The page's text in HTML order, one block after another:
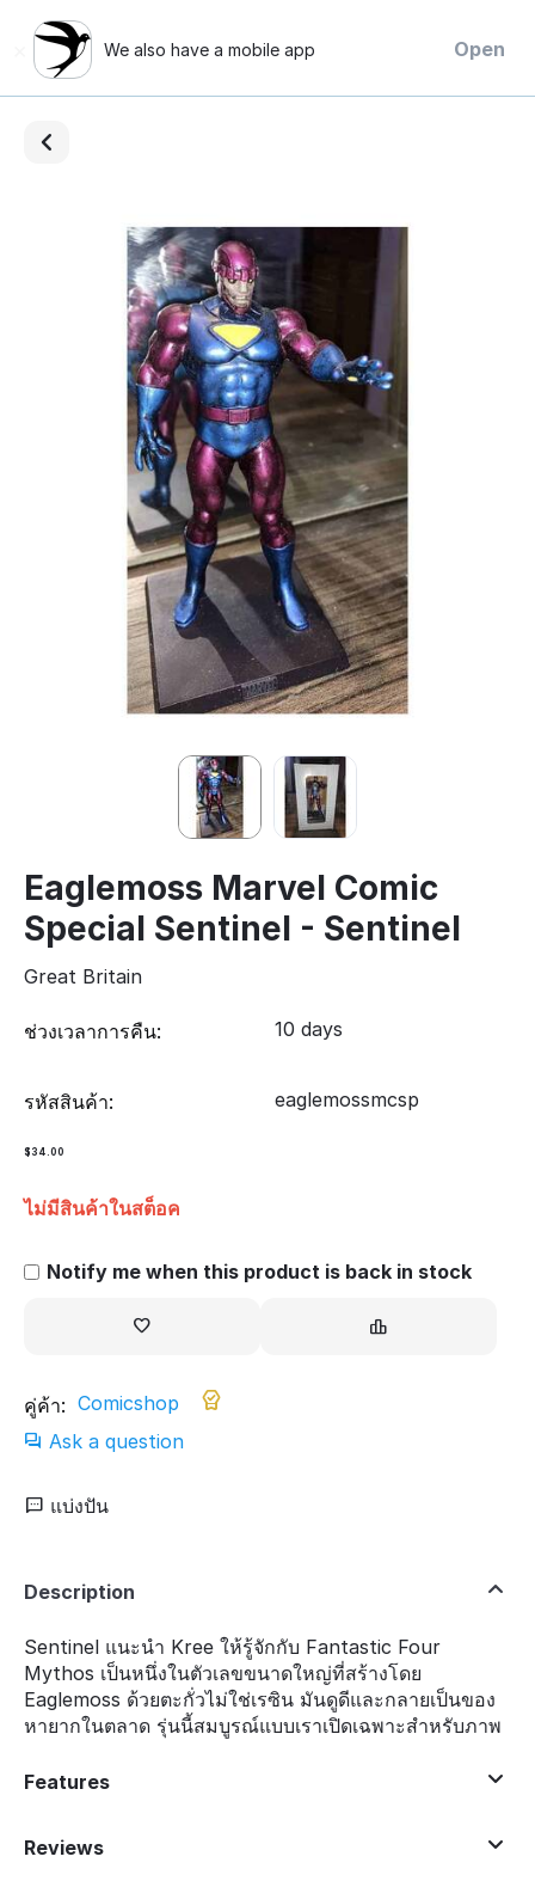
We also have a mobile app Open
Eaglemoss Marvel Comic
Special Sentinel - Sentinel
Great Britain
ช่วงเวลาการคืน: 10 days
รหัสสินค้า: eaglemossmcsp
$ 34.00
ไม่มีสินค้าในสต็อค
Notify me when this product is back in stock
คู่ค้า: Comicshop
Ask a question
แบ่งปัน
Description
Sentinel แนะนำ Kree ให้รู้จักกับ Fantastic Four
Mythos เป็นหนึ่งในตัวเลขขนาดใหญ่ที่สร้างโดย
Eaglemoss ด้วยตะกั่วไม่ใช่เรซิน มันดูดีและกลายเป็นของ
หายากในตลาด รุ่นนี้สมบูรณ์แบบเราเปิดเฉพาะสำหรับภาพ
Features
Reviews